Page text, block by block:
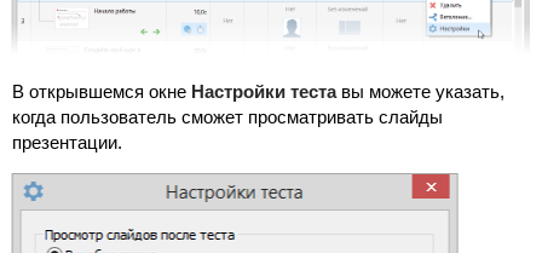
В открывшемся окне Настройки теставы можете указать,
когда пользователь сможет просматривать слайды
презентации.